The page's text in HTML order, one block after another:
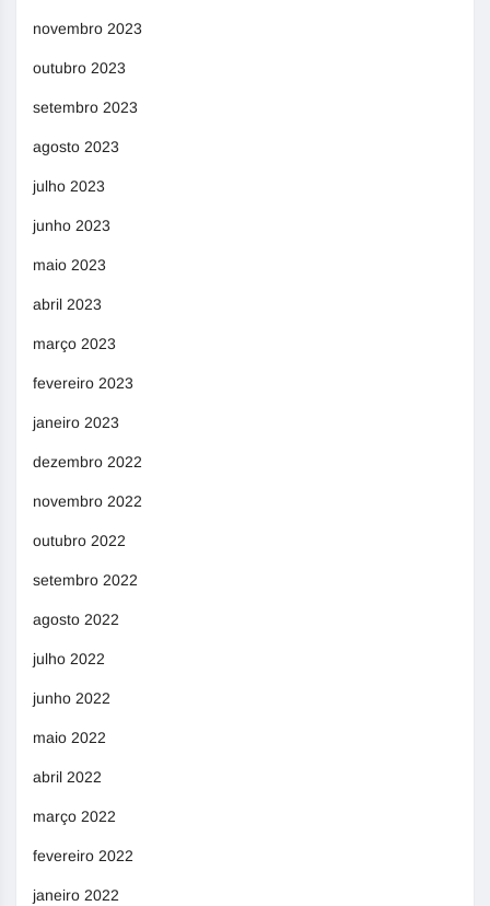
novembro 2023
outubro 2023
setembro 2023
agosto 2023
julho 2023
junho 2023
maio 2023
abril 2023
março 2023
fevereiro 2023
janeiro 2023
dezembro 2022
novembro 2022
outubro 2022
setembro 2022
agosto 2022
julho 2022
junho 2022
maio 2022
abril 2022
março 2022
fevereiro 2022
janeiro 2022